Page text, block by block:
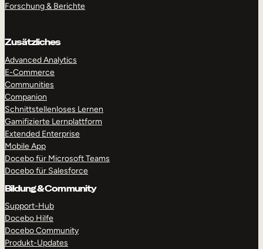
Forschung & Berichte
Zusätzliches
Advanced Analytics
E-Commerce
Communities
Companion
Schnittstellenloses Lernen
Gamifizierte Lernplattform
Extended Enterprise
Mobile App
Docebo für Microsoft Teams
Docebo für Salesforce
Bildung & Community
Support-Hub
Docebo Hilfe
Docebo Community
Produkt-Updates